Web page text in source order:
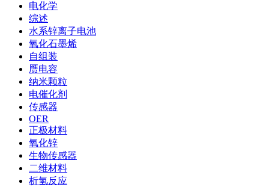
电化学
综述
水系锌离子电池
氧化石墨烯
自组装
赝电容
纳米颗粒
电催化剂
传感器
OER
正极材料
氧化锌
生物传感器
二维材料
析氢反应